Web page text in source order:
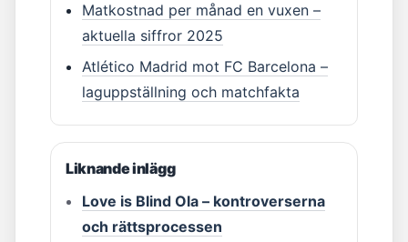
Matkostnad per månad en vuxen –
aktuella siffror 2025
Atlético Madrid mot FC Barcelona –
laguppställning och matchfakta
Liknande inlägg
Love is Blind Ola – kontroverserna
och rättsprocessen